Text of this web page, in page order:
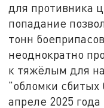
для противника
попадание
тонн
неоднократно
к тяжёлым для
"обломки сбитых
апреле 2025